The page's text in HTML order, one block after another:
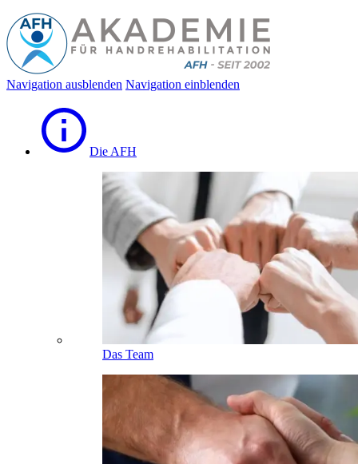
Navigation ausblenden Navigation einblenden
Die AFH
Das Team